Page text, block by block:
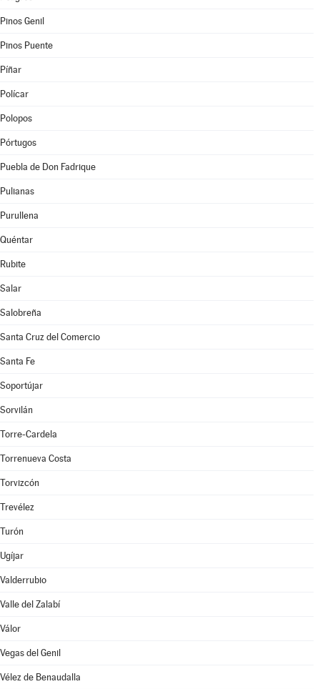
Pinos Genil
Pinos Puente
Píñar
Polícar
Polopos
Pórtugos
Puebla de Don Fadrique
Pulianas
Purullena
Quéntar
Rubite
Salar
Salobreña
Santa Cruz del Comercio
Santa Fe
Soportújar
Sorvilán
Torre-Cardela
Torrenueva Costa
Torvizcón
Trevélez
Turón
Ugíjar
Valderrubio
Valle del Zalabí
Válor
Vegas del Genil
Vélez de Benaudalla